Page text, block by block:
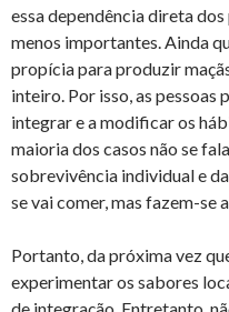
essa dependência direta
menos importantes. Ainda
propícia para produzir
inteiro. Por isso, as pessoas
integrar e a modificar os
maioria dos casos não se
sobrevivência individual e
se vai comer, mas fazem-se
Portanto, da próxima vez
experimentar os sabores
de integração. Entretanto,